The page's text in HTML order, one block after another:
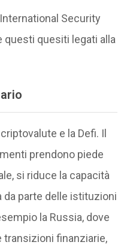
Security
questi quesiti legati alla
e la Defi. Il
prendono piede
si riduce la capacità
da parte delle istituzioni
la Russia, dove
transizioni finanziarie,